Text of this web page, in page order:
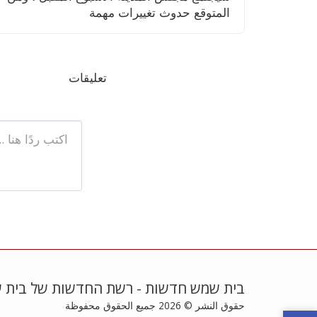
المتوقع حدوث تغييرات مهمة
تعليقات
בית שמש חדשות - רשת החדשות של
حقوق النشر © 2026 جميع الحقوق محفوظة